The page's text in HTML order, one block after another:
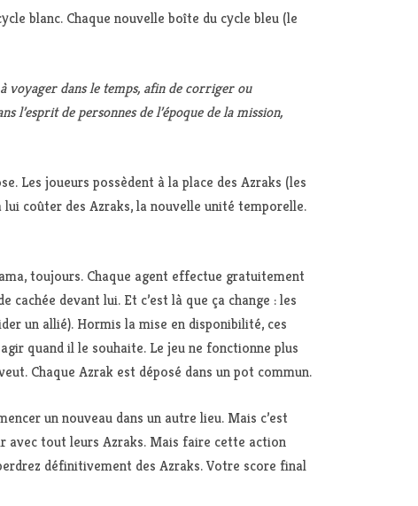
blanc. Chaque nouvelle boîte du cycle bleu (le
voyager dans le temps, afin de corriger ou
l’esprit de personnes de l’époque de la mission,
Les joueurs possèdent à la place des Azraks (les
lui coûter des Azraks, la nouvelle unité temporelle.
toujours. Chaque agent effectue gratuitement
devant lui. Et c’est là que ça change : les
un allié). Hormis la mise en disponibilité, ces
quand il le souhaite. Le jeu ne fonctionne plus
Chaque Azrak est déposé dans un pot commun.
un nouveau dans un autre lieu. Mais c’est
avec tout leurs Azraks. Mais faire cette action
définitivement des Azraks. Votre score final